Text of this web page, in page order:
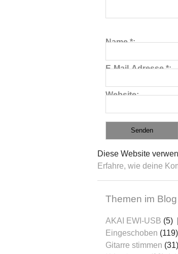
Name*
E-Mail-Adresse*
Website
Diese Website
Erfahre, wie deine
Themen im Blog
AKAI EWI-USB (5)
Eingeschoben (119)
Gitarre stimmen (31)